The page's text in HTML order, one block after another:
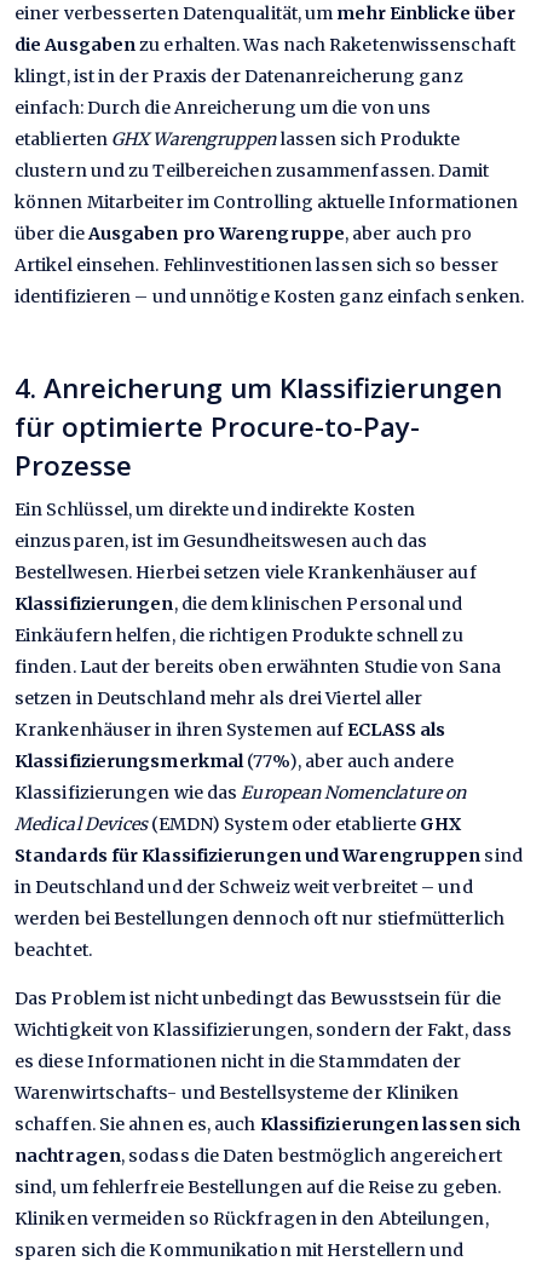
einer verbesserten Datenqualität, um mehr Einblicke über
die Ausgabenzu erhalten. Was nach Raketenwissenschaft
klingt, ist in der Praxis der Datenanreicherung ganz
einfach: Durch die Anreicherung um die von uns
etablierten GHX Warengruppenlassen sich Produkte
clustern und zu Teilbereichen zusammenfassen. Damit
können Mitarbeiter im Controlling aktuelle Informationen
über dieAusgaben pro Warengruppe, aber auch pro
Artikel einsehen. Fehlinvestitionen lassen sich so besser
identifizieren – und unnötige Kosten ganz einfach senken.
4. Anreicherung um Klassifizierungen
für optimierte Procure-to-Pay-
Prozesse
Ein Schlüssel, um direkte und indirekte Kosten
einzusparen, ist im Gesundheitswesen auch das
Bestellwesen. Hierbei setzen viele Krankenhäuser auf
Klassifizierungen, die dem klinischen Personal und
Einkäufern helfen, die richtigen Produkte schnell zu
finden. Laut der bereits oben erwähnten Studie von Sana
setzen in Deutschland mehr als drei Viertel aller
Krankenhäuser in ihren Systemen aufECLASS als
Klassifizierungsmerkmal(77%), aber auch andere
Klassifizierungen wie dasEuropean Nomenclature on
Medical Devices(EMDN) System oder etablierte GHX
Standards für Klassifizierungen und Warengruppen sind
in Deutschland und der Schweiz weit verbreitet – und
werden bei Bestellungen dennoch oft nur stiefmütterlich
beachtet.
Das Problem ist nicht unbedingt das Bewusstsein für die
Wichtigkeit von Klassifizierungen, sondern der Fakt, dass
es diese Informationen nicht in die Stammdaten der
Warenwirtschafts- und Bestellsysteme der Kliniken
schaffen. Sie ahnen es, auch Klassifizierungen lassen sich
nachtragen, sodass die Daten bestmöglich angereichert
sind, um fehlerfreie Bestellungen auf die Reise zu geben.
Kliniken vermeiden so Rückfragen in den Abteilungen,
sparen sich die Kommunikation mit Herstellern und